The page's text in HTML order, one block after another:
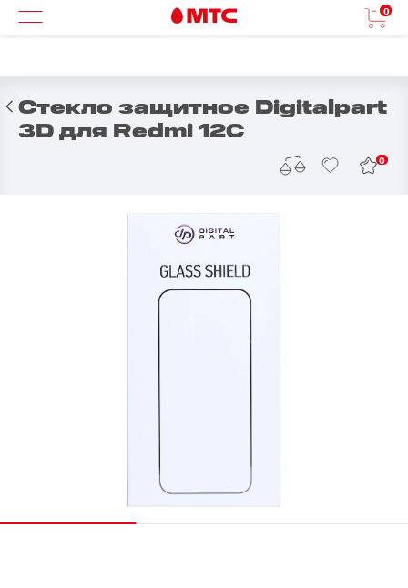
0
Стекло защитное Digitalpart
3D для Redmi 12C
0